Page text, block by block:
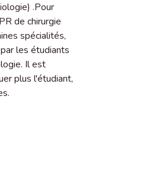
.Pour
de chirurgie
spécialités,
les étudiants
Il est
plus l'étudiant,